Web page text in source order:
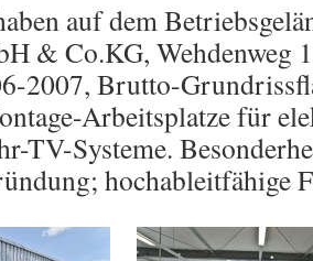
auf dem
& Co.KG, Wehdenweg
2007, Brutto-
Arbeitsplatze für
TV-Systeme.
hochableitfähige